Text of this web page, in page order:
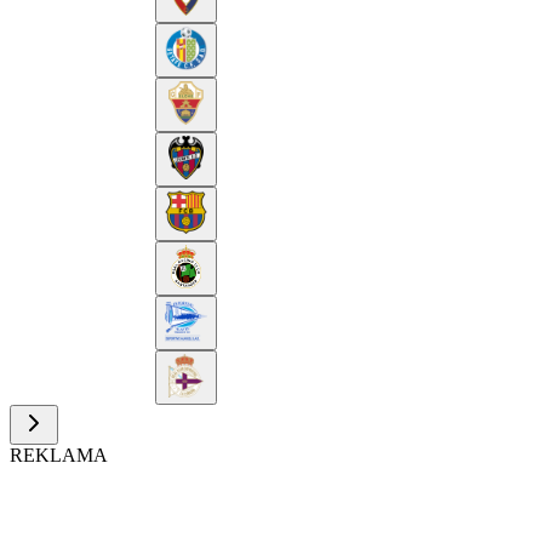
REKLAMA